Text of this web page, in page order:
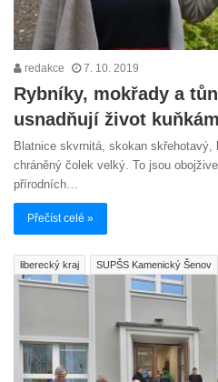
redakce 7. 10. 2019
Rybníky, mokřady a
usnadňují život
Blatnice skvrnitá, skokan skřehotavý,
chráněný čolek velký. To jsou
přírodních…
Přečíst celé »
liberecký kraj SUPŠS Kamenický Šenov